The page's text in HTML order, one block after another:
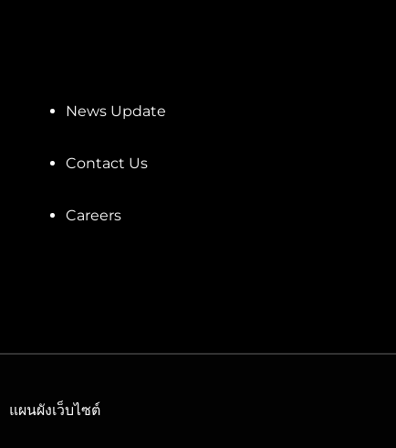
News Update
Contact Us
Careers
แผนผังเว็บไซต์